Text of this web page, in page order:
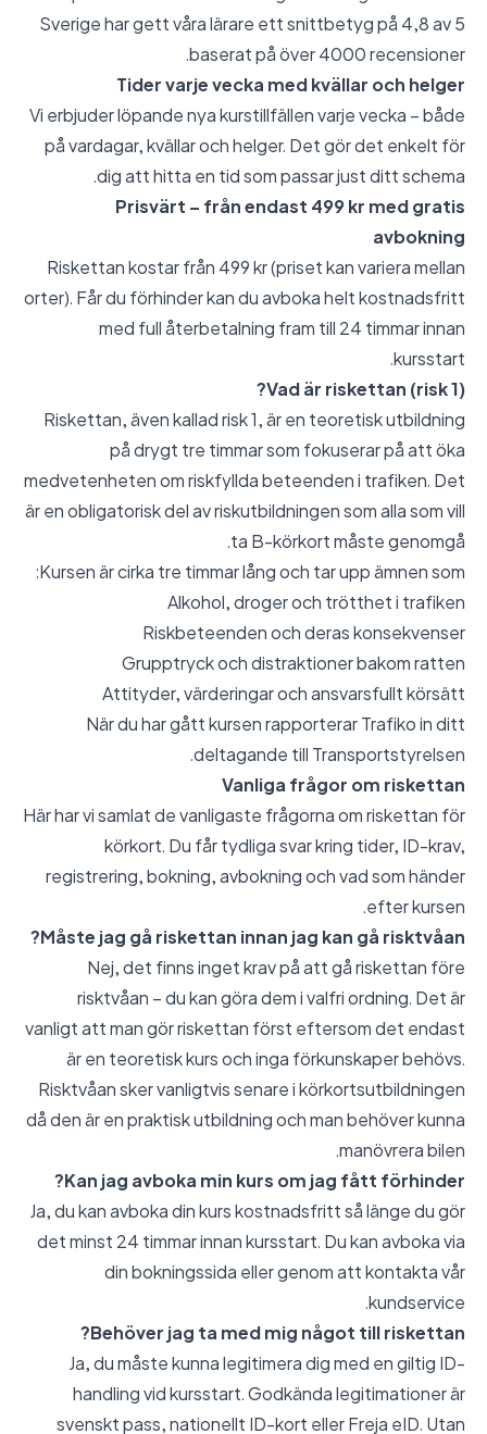
Sverige har gett våra lärare ett snittbetyg på 4,8 av 5
baserat på över 4000 recensioner.
Tider varje vecka med kvällar och helger
Vi erbjuder löpande nya kurstillfällen varje vecka – både
på vardagar, kvällar och helger. Det gör det enkelt för
dig att hitta en tid som passar just ditt schema.
Prisvärt – från endast 499 kr med gratis
avbokning
Riskettan kostar från 499 kr (priset kan variera mellan
orter). Får du förhinder kan du avboka helt kostnadsfritt
med full återbetalning fram till 24 timmar innan
kursstart.
Vad är riskettan (risk 1)?
Riskettan, även kallad risk 1, är en teoretisk utbildning
på drygt tre timmar som fokuserar på att öka
medvetenheten om riskfyllda beteenden i trafiken. Det
är en obligatorisk del av riskutbildningen som alla som vill
ta B-körkort måste genomgå.
Kursen är cirka tre timmar lång och tar upp ämnen som:
Alkohol, droger och trötthet i trafiken
Riskbeteenden och deras konsekvenser
Grupptryck och distraktioner bakom ratten
Attityder, värderingar och ansvarsfullt körsätt
När du har gått kursen rapporterar Trafiko in ditt
deltagande till Transportstyrelsen.
Vanliga frågor om riskettan
Här har vi samlat de vanligaste frågorna om riskettan för
körkort. Du får tydliga svar kring tider, ID-krav,
registrering, bokning, avbokning och vad som händer
efter kursen.
Måste jag gå riskettan innan jag kan gå risktvåan?
Nej, det finns inget krav på att gå riskettan före
risktvåan – du kan göra dem i valfri ordning. Det är
vanligt att man gör riskettan först eftersom det endast
är en teoretisk kurs och inga förkunskaper behövs.
Risktvåan sker vanligtvis senare i körkortsutbildningen
då den är en praktisk utbildning och man behöver kunna
manövrera bilen.
Kan jag avboka min kurs om jag fått förhinder?
Ja, du kan avboka din kurs kostnadsfritt så länge du gör
det minst 24 timmar innan kursstart. Du kan avboka via
din bokningssida eller genom att kontakta vår
kundservice.
Behöver jag ta med mig något till riskettan?
Ja, du måste kunna legitimera dig med en giltig ID-
handling vid kursstart. Godkända legitimationer är
svenskt pass, nationellt ID-kort eller Freja eID. Utan